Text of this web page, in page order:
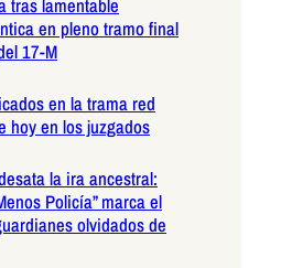
tras lamentable
en pleno tramo final
17-M
en la trama red
hoy en los juzgados
la ira ancestral:
Policía” marca el
olvidados de